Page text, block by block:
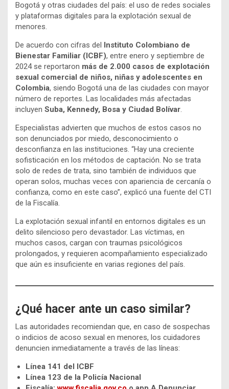
Bogotá y otras ciudades del país: el uso de redes sociales
y plataformas digitales para la explotación sexual de
menores.
De acuerdo con cifras del
Instituto Colombiano de
Bienestar Familiar (ICBF), entre enero y septiembre de
2024 se reportaron más de 2.000 casos de explotación
sexual comercial de niños, niñas y adolescentes en
Colombia, siendo Bogotá una de las ciudades con mayor
número de reportes. Las localidades más afectadas
incluyen Suba, Kennedy, Bosa y Ciudad Bolívar.
Especialistas advierten que muchos de estos casos no
son denunciados por miedo, desconocimiento o
desconfianza en las instituciones. “Hay una creciente
sofisticación en los métodos de captación. No se trata
solo de redes de trata, sino también de individuos que
operan solos, muchas veces con apariencia de cercanía o
confianza, como en este caso”, explicó una fuente del CTI
de la Fiscalía.
La explotación sexual infantil en entornos digitales es un
delito silencioso pero devastador. Las víctimas, en
muchos casos, cargan con traumas psicológicos
prolongados, y requieren acompañamiento especializado
que aún es insuficiente en varias regiones del país.
¿Qué hacer ante un caso similar?
Las autoridades recomiendan que, en caso de sospechas
o indicios de acoso sexual en menores, los cuidadores
denuncien inmediatamente a través de las líneas:
Línea 141 del ICBF
Línea 123 de la Policía Nacional